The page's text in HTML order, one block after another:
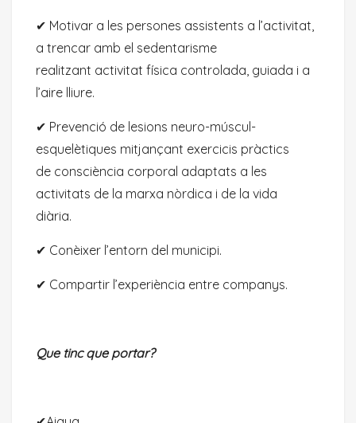
✔︎ Motivar a les persones assistents a l’activitat,
a trencar amb el sedentarisme
realitzant activitat física controlada, guiada i a
l’aire lliure.
✔︎ Prevenció de lesions neuro-múscul-
esquelètiques mitjançant exercicis pràctics
de consciència corporal adaptats a les
activitats de la marxa nòrdica i de la vida
diària.
✔︎ Conèixer l’entorn del municipi.
✔︎ Compartir l’experiència entre companys.
Que tinc que portar?